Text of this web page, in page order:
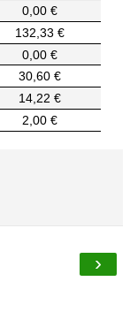
0,00 €
132,33 €
0,00 €
30,60 €
14,22 €
2,00 €
›